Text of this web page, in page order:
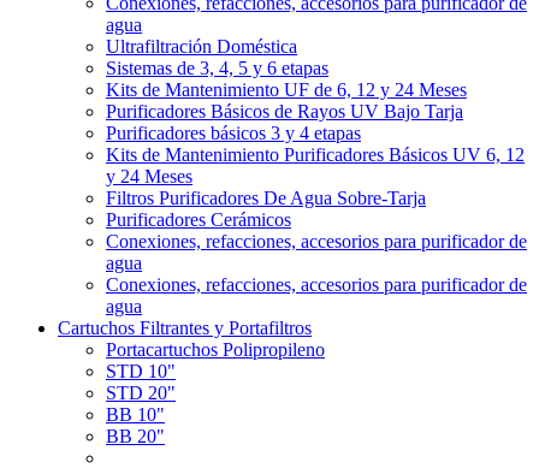
agua
Ultrafiltración Doméstica
Sistemas de 3, 4, 5 y 6 etapas
Kits de Mantenimiento UF de 6, 12 y 24 Meses
Purificadores Básicos de Rayos UV Bajo Tarja
Purificadores básicos 3 y 4 etapas
Kits de Mantenimiento Purificadores Básicos UV 6, 12
y 24 Meses
Filtros Purificadores De Agua Sobre-Tarja
Purificadores Cerámicos
Conexiones, refacciones, accesorios para purificador de
agua
Conexiones, refacciones, accesorios para purificador de
agua
Cartuchos Filtrantes y Portafiltros
Portacartuchos Polipropileno
STD 10"
STD 20"
BB 10"
BB 20"